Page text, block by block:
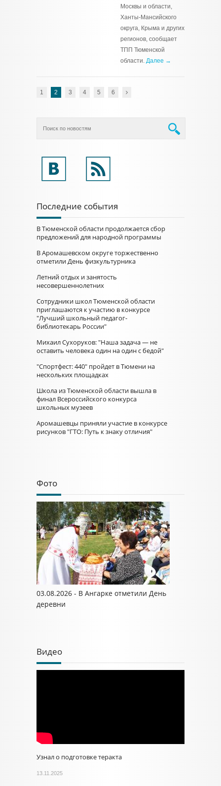
Москвы и области,
Ханты-Мансийского
округа, Крыма и других
регионов, сообщает
ТПП Тюменской
области. Далее →
1 2 3 4 5 6
Последние события
В Тюменской области продолжается сбор
предложений для народной программы
В Аромашевском округе торжественно
отметили День физкультурника
Летний отдых и занятость
несовершеннолетних
Сотрудники школ Тюменской области
приглашаются к участию в конкурсе
"Лучший школьный педагог-
библиотекарь России"
Михаил Сухоруков: "Наша задача — не
оставить человека один на один с бедой"
"Спортфест: 440" пройдет в Тюмени на
нескольких площадках
Школа из Тюменской области вышла в
финал Всероссийского конкурса
школьных музеев
Аромашевцы приняли участие в конкурсе
рисунков "ГТО: Путь к знаку отличия"
Фото
03.08.2026 - В Ангарке отметили День
деревни
Видео
Узнал о подготовке теракта
13.11.2025